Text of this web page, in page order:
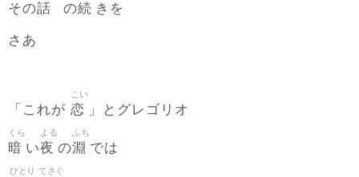
その話 の続 きを
さあ
「これが 恋
こい
」とグレゴリオ
暗
くら
い夜
よる
の淵
ふち
では
ひとり てさぐ